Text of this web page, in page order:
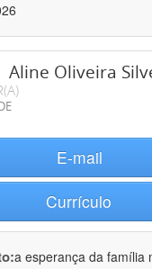
Aline Oliveira
E-mail
Currículo
a esperança da família